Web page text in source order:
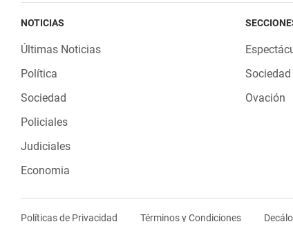
NOTICIAS
Últimas Noticias
Política
Sociedad
Policiales
Judiciales
Economia
Sociedad
Ovación
Políticas de Privacidad Términos y Condiciones